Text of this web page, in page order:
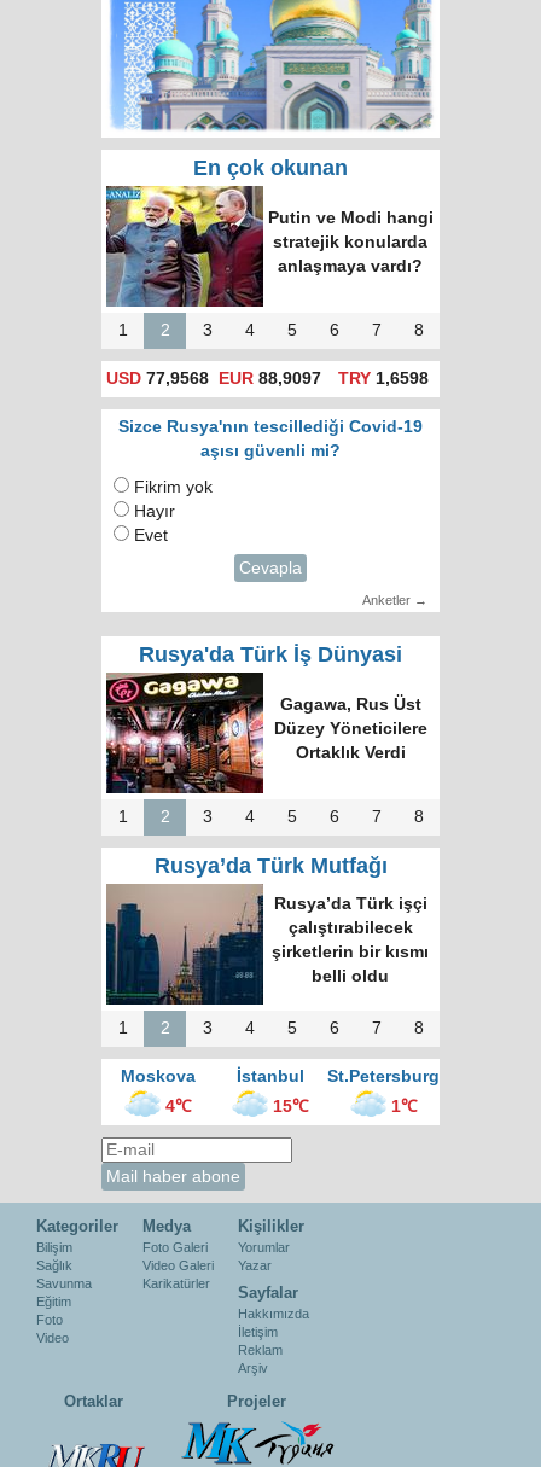
En çok okunan
Rusya'da hatalı celp
için itiraz e-devlet
(gosuslugi)
üzerinden
yapılacak!
1 2 3 4 5 6 7 8
USD 77,9568 EUR 88,9097 TRY1,6598
Sizce Rusya'nın tescillediği Covid-19
aşısı güvenli mi?
Fikrim yok
Hayır
Evet
Cevapla
Anketler →
Rusya'da Türk İş Dünyasi
Türk Dünyasında
Tek Bilgi Alanı
Hedefi: Bişkek
Zirvesi ve Yeni
İnsiyatifler
1 2 3 4 5 6 7 8
Rusya’da Türk Mutfağı
Moskova’nın en
büyük kültür
merkezinde “Türk
Kahvesi Gecesi”
düzenlendi
1 2 3 4 5 6 7 8
Moskova İstanbul
St.Petersburg
4℃
15℃ 1℃
Kategoriler
Bilişim
Sağlık
Savunma
Eğitim
Foto
Video
Medya
Foto Galeri
Video Galeri
Karikatürler
Kişilikler
Yorumlar
Yazar
Sayfalar
Hakkımızda
İletişim
Reklam
Arşiv
Ortaklar Projeler